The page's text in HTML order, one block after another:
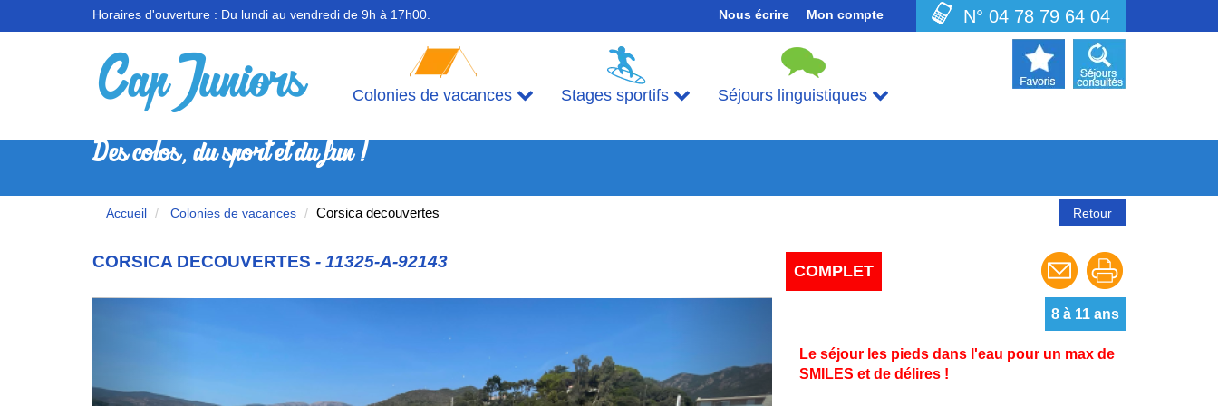
Horaires d'ouverture : Du lundi au vendredi de 9h à 17h00. Nous écrire Mon compte N° 04 78 79 64 04
Colonies de vacances Stages sportifs Séjours linguistiques
Des colos, du sport et du fun !
Accueil Colonies de vacances Corsica decouvertes Retour
CORSICA DECOUVERTES - 11325-A-92143
COMPLET
8 à 11 ans
Le séjour les pieds dans l'eau pour un max de
SMILES et de délires !